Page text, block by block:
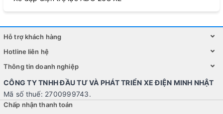
Hỗ trợ khách hàng
Hotline liên hệ
Thông tin doanh nghiệp
CÔNG TY TNHH ĐẦU TƯ VÀ PHÁT TRIỂN XE ĐIỆN MINH NHẬT
Mã số thuế: 2700999743.
Chấp nhận thanh toán